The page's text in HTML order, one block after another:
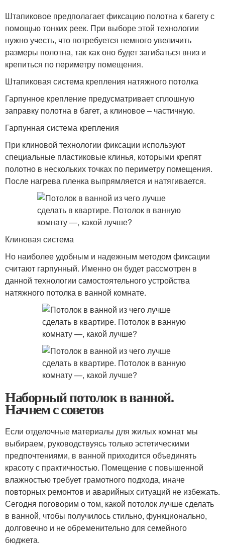
Штапиковое предполагает фиксацию полотна к багету с
помощью тонких реек. При выборе этой технологии
нужно учесть, что потребуется немного увеличить
размеры полотна, так как оно будет загибаться вниз и
крепиться по периметру помещения.
Штапиковая система крепления натяжного потолка
Гарпунное крепление предусматривает сплошную
заправку полотна в багет, а клиновое – частичную.
Гарпунная система крепления
При клиновой технологии фиксации используют
специальные пластиковые клинья, которыми крепят
полотно в нескольких точках по периметру помещения.
После нагрева пленка выпрямляется и натягивается.
Клиновая система
Но наиболее удобным и надежным методом фиксации
считают гарпунный. Именно он будет рассмотрен в
данной технологии самостоятельного устройства
натяжного потолка в ванной комнате.
Наборный потолок в ванной.
Начнем с советов
Если отделочные материалы для жилых комнат мы
выбираем, руководствуясь только эстетическими
предпочтениями, в ванной приходится объединять
красоту с практичностью. Помещение с повышенной
влажностью требует грамотного подхода, иначе
повторных ремонтов и аварийных ситуаций не избежать.
Сегодня поговорим о том, какой потолок лучше сделать
в ванной, чтобы получилось стильно, функционально,
долговечно и не обременительно для семейного
бюджета.